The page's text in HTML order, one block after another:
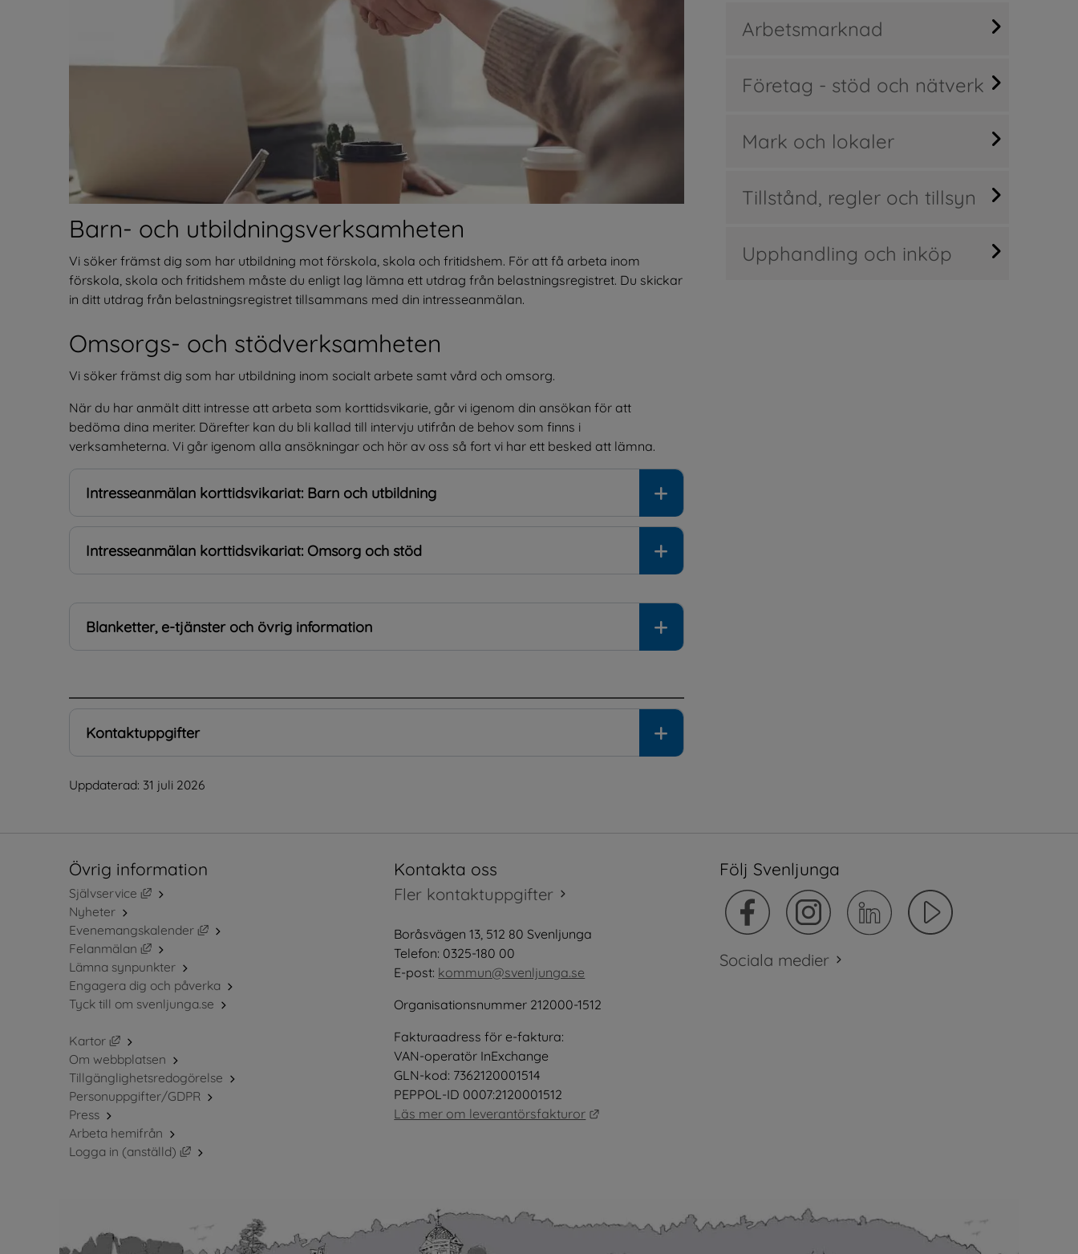
Barn- och utbildningsverksamheten
Vi söker främst dig som har utbildning mot förskola, skola och fritidshem. För att få arbeta inom
förskola, skola och fritidshem måste du enligt lag lämna ett utdrag från belastningsregistret. Du skickar
in ditt utdrag från belastningsregistret tillsammans med din intresseanmälan.
Omsorgs- och stödverksamheten
Vi söker främst dig som har utbildning inom socialt arbete samt vård och omsorg.
När du har anmält ditt intresse att arbeta som korttidsvikarie, går vi igenom din ansökan för att
bedöma dina meriter. Därefter kan du bli kallad till intervju utifrån de behov som finns i
verksamheterna. Vi går igenom alla ansökningar och hör av oss så fort vi har ett besked att lämna.
Intresseanmälan korttidsvikariat: Barn och utbildning
Intresseanmälan korttidsvikariat: Omsorg och stöd
Blanketter, e-tjänster och övrig information
Kontaktuppgifter
Uppdaterad: 31 juli 2026
Arbetsmarknad
Företag - stöd och nätverk
Mark och lokaler
Tillstånd, regler och tillsyn
Upphandling och inköp
Övrig information
Självservice
Länk till annan webbplats, öppnas i nytt fönster.
Nyheter
Evenemangskalender
Länk till annan webbplats, öppnas i nytt fönster.
Felanmälan
Länk till annan webbplats, öppnas i nytt fönster.
Lämna synpunkter
Engagera dig och påverka
Tyck till om svenljunga.se
Kartor
Länk till annan webbplats, öppnas i nytt fönster.
Om webbplatsen
Tillgänglighetsredogörelse
Personuppgifter/GDPR
Press
Arbeta hemifrån
Logga in (anställd)
Länk till annan webbplats, öppnas i nytt fönster.
Kontakta oss
Fler kontaktuppgifter
Boråsvägen 13, 512 80 Svenljunga
Telefon: 0325-180 00
E-post: kommun@svenljunga.se
Organisationsnummer 212000-1512
Fakturaadress för e-faktura:
VAN-operatör InExchange
GLN-kod: 7362120001514
PEPPOL-ID 0007:2120001512
Läs mer om leverantörsfakturor
Följ Svenljunga
Sociala medier